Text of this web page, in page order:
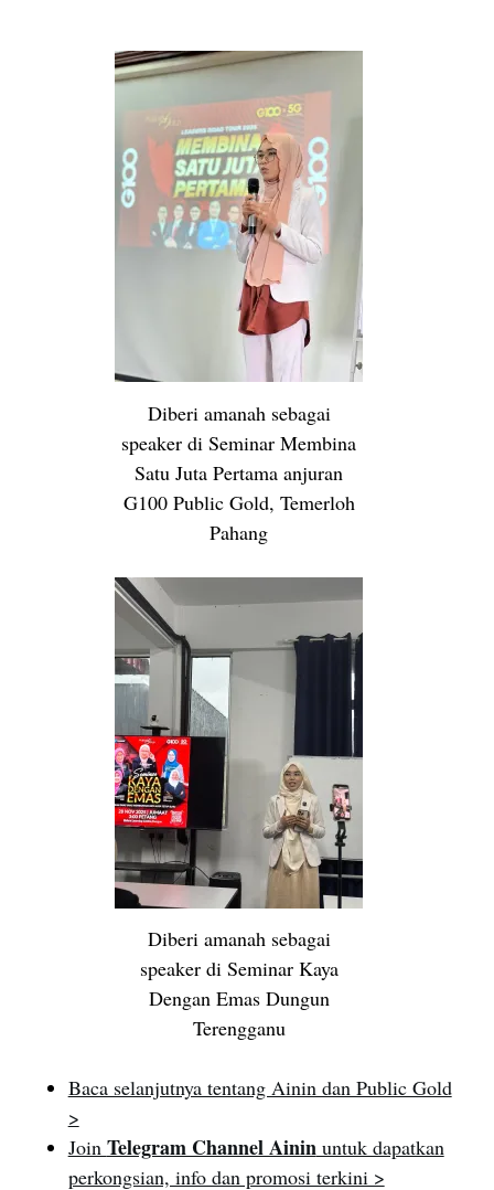
Diberi amanah sebagai
speaker di Seminar Membina
Satu Juta Pertama anjuran
G100 Public Gold, Temerloh
Pahang
Diberi amanah sebagai
speaker di Seminar Kaya
Dengan Emas Dungun
Terengganu
Baca selanjutnya tentang Ainin dan Public Gold
>
Join Telegram Channel Aininuntuk dapatkan
perkongsian, info dan promosi terkini >